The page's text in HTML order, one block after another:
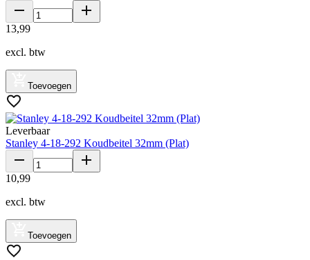
13,99
excl. btw
Toevoegen
Leverbaar
Stanley 4-18-292 Koudbeitel 32mm (Plat)
10,99
excl. btw
Toevoegen